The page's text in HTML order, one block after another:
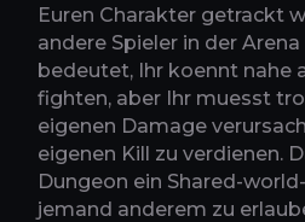
Euren Charakter getrackt
andere Spieler in der
bedeutet, Ihr koennt nahe
fighten, aber Ihr muesst
eigenen Damage
eigenen Kill zu verdienen.
Dungeon ein Shared-
jemand anderem zu